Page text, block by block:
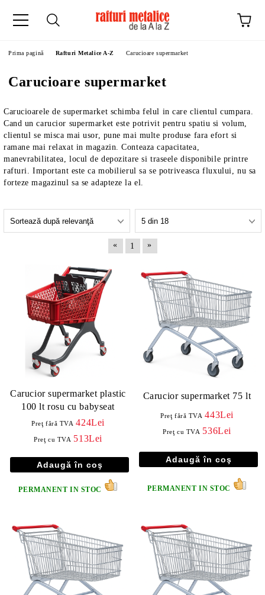
Prima pagină Rafturi Metalice A-Z Carucioare supermarket
Carucioare supermarket
Carucioarele de supermarket schimba felul in care clientul cumpara.
Cand un carucior supermarket este potrivit pentru spatiu si volum,
clientul se misca mai usor, pune mai multe produse fara efort si
ramane mai relaxat in magazin. Conteaza capacitatea,
manevrabilitatea, locul de depozitare si traseele disponibile printre
rafturi. Important este ca mobilierul sa se potriveasca fluxului, nu sa
forteze magazinul sa se adapteze la el.
« 1 »
Carucior supermarket plastic
100 lt rosu cu babyseat
Preţ fără TVA 424Lei
Preţ cu TVA 513Lei
PERMANENT IN STOC
Carucior supermarket 75 lt
Preţ fără TVA 443Lei
Preţ cu TVA 536Lei
PERMANENT IN STOC